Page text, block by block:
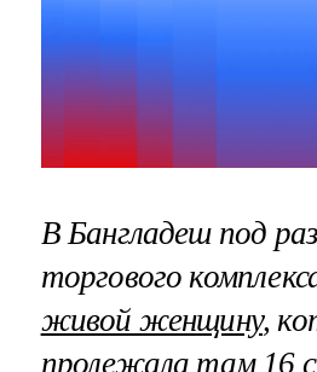
В Бангладеш под
торгового
живой женщину,
пролежала там 16